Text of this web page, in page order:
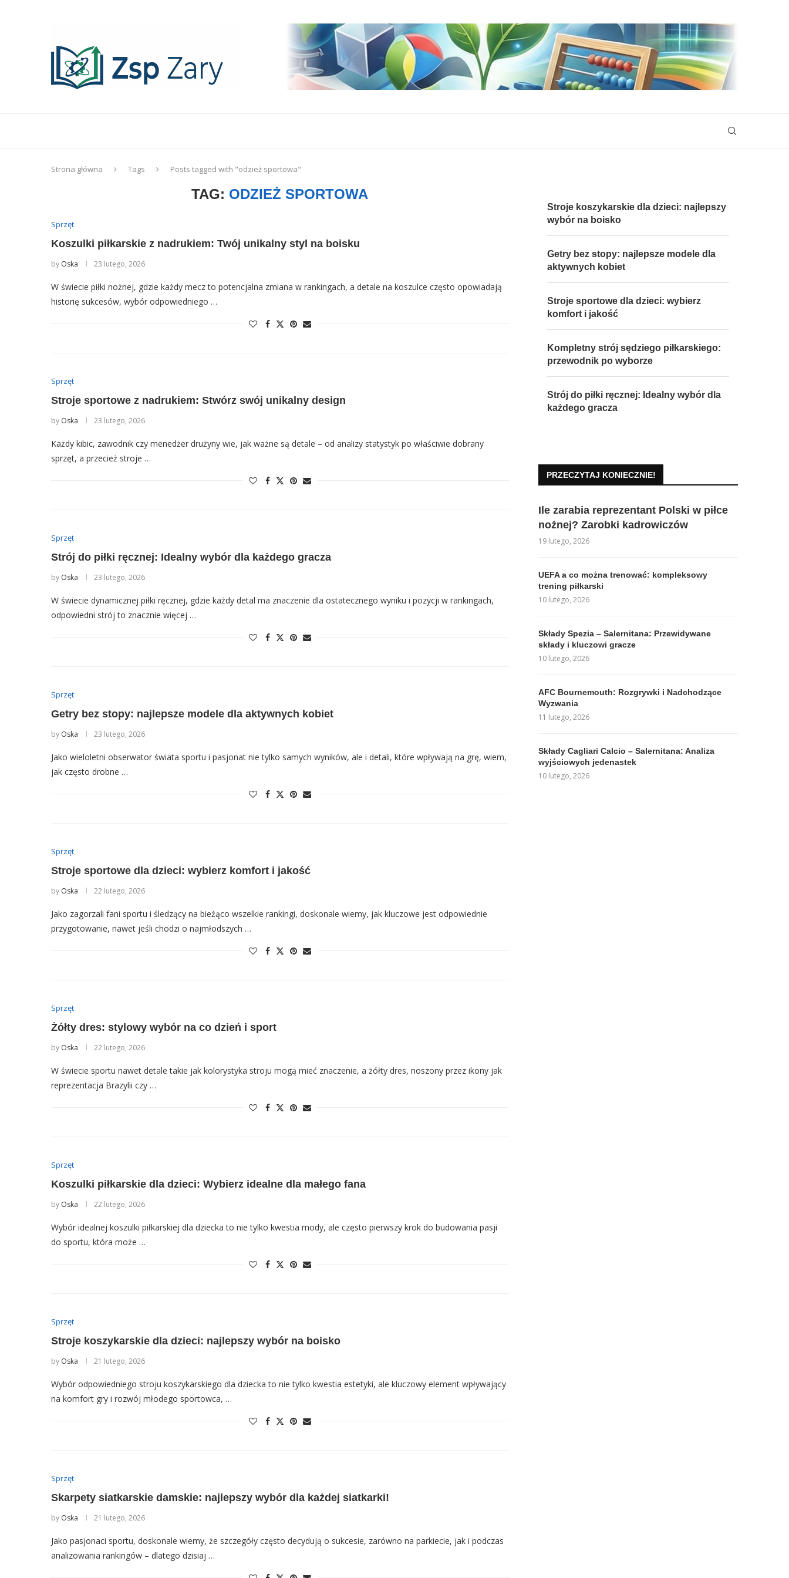
Strona główna Tags Posts tagged with "odzież sportowa"
TAG: ODZIEŻ SPORTOWA
Sprzęt
Koszulki piłkarskie z nadrukiem: Twój unikalny styl na boisku
by Oska 23 lutego, 2026
W świecie piłki nożnej, gdzie każdy mecz to potencjalna zmiana w rankingach, a detale na koszulce często opowiadają
historię sukcesów, wybór odpowiedniego …
Sprzęt
Stroje sportowe z nadrukiem: Stwórz swój unikalny design
by Oska 23 lutego, 2026
Każdy kibic, zawodnik czy menedżer drużyny wie, jak ważne są detale – od analizy statystyk po właściwie dobrany
sprzęt, a przecież stroje …
Sprzęt
Strój do piłki ręcznej: Idealny wybór dla każdego gracza
by Oska 23 lutego, 2026
W świecie dynamicznej piłki ręcznej, gdzie każdy detal ma znaczenie dla ostatecznego wyniku i pozycji w rankingach,
odpowiedni strój to znacznie więcej …
Sprzęt
Getry bez stopy: najlepsze modele dla aktywnych kobiet
by Oska 23 lutego, 2026
Jako wieloletni obserwator świata sportu i pasjonat nie tylko samych wyników, ale i detali, które wpływają na grę, wiem,
jak często drobne …
Sprzęt
Stroje sportowe dla dzieci: wybierz komfort i jakość
by Oska 22 lutego, 2026
Jako zagorzali fani sportu i śledzący na bieżąco wszelkie rankingi, doskonale wiemy, jak kluczowe jest odpowiednie
przygotowanie, nawet jeśli chodzi o najmłodszych …
Sprzęt
Żółty dres: stylowy wybór na co dzień i sport
by Oska 22 lutego, 2026
W świecie sportu nawet detale takie jak kolorystyka stroju mogą mieć znaczenie, a żółty dres, noszony przez ikony jak
reprezentacja Brazylii czy …
Sprzęt
Koszulki piłkarskie dla dzieci: Wybierz idealne dla małego fana
by Oska 22 lutego, 2026
Wybór idealnej koszulki piłkarskiej dla dziecka to nie tylko kwestia mody, ale często pierwszy krok do budowania pasji
do sportu, która może …
Sprzęt
Stroje koszykarskie dla dzieci: najlepszy wybór na boisko
by Oska 21 lutego, 2026
Wybór odpowiedniego stroju koszykarskiego dla dziecka to nie tylko kwestia estetyki, ale kluczowy element wpływający
na komfort gry i rozwój młodego sportowca, …
Sprzęt
Skarpety siatkarskie damskie: najlepszy wybór dla każdej siatkarki!
by Oska 21 lutego, 2026
Jako pasjonaci sportu, doskonale wiemy, że szczegóły często decydują o sukcesie, zarówno na parkiecie, jak i podczas
analizowania rankingów – dlatego dzisiaj …
Stroje koszykarskie dla dzieci: najlepszy
wybór na boisko
Getry bez stopy: najlepsze modele dla
aktywnych kobiet
Stroje sportowe dla dzieci: wybierz
komfort i jakość
Kompletny strój sędziego piłkarskiego:
przewodnik po wyborze
Strój do piłki ręcznej: Idealny wybór dla
każdego gracza
PRZECZYTAJ KONIECZNIE!
Ile zarabia reprezentant Polski w piłce
nożnej? Zarobki kadrowiczów
19 lutego, 2026
UEFA a co można trenować: kompleksowy
trening piłkarski
10 lutego, 2026
Składy Spezia – Salernitana: Przewidywane
składy i kluczowi gracze
10 lutego, 2026
AFC Bournemouth: Rozgrywki i Nadchodzące
Wyzwania
11 lutego, 2026
Składy Cagliari Calcio – Salernitana: Analiza
wyjściowych jedenastek
10 lutego, 2026